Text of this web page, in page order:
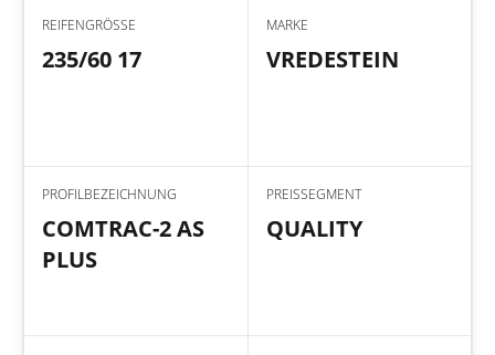
REIFENGRÖSSE
235/60 17
MARKE
VREDESTEIN
PROFILBEZEICHNUNG
COMTRAC-2 AS
PLUS
PREISSEGMENT
QUALITY